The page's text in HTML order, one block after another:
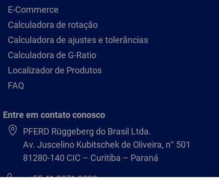
E-Commerce
Calculadora de rotação
Calculadora de ajustes e tolerâncias
Calculadora de G-Ratio
Localizador de Produtos
FAQ
Entre em contato conosco
PFERD Rüggeberg do Brasil Ltda.
Av. Juscelino Kubitschek de Oliveira, n° 501
81280-140 CIC – Curitiba – Paraná